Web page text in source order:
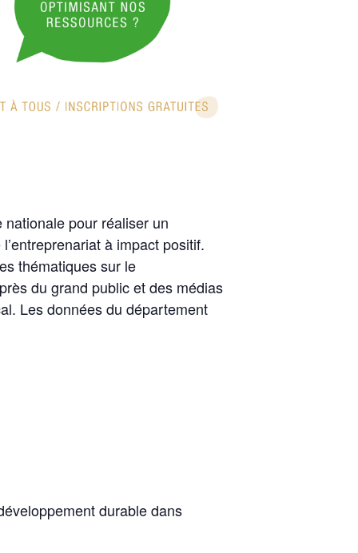
pour réaliser un
à impact positif.
thématiques sur le
du grand public et des médias
Les données du département
durable dans